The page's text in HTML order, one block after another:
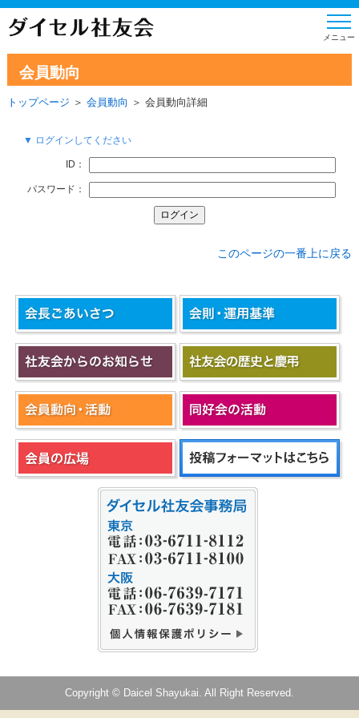
会員動向
トップページ ＞ 会員動向 ＞ 会員動向詳細
▼ ログインしてください
ID：
パスワード：
このページの一番上に戻る
Copyright © Daicel Shayukai. All Right Reserved.